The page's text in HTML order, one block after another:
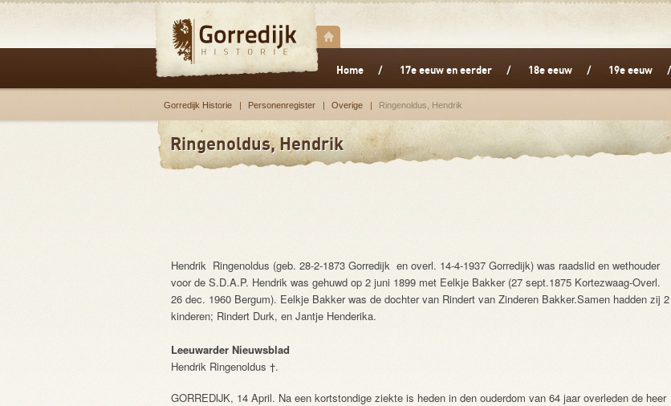
Home 17e eeuw en eerder 18e eeuw 19e eeuw
Gorredijk Historie Personenregister Overige Ringenoldus, Hendrik
Ringenoldus, Hendrik
Hendrik Ringenoldus (geb. 28-2-1873 Gorredijk en overl. 14-4-1937 Gorredijk) was raadslid en wethouder
voor de S.D.A.P. Hendrik was gehuwd op 2 juni 1899 met Eelkje Bakker (27 sept.1875 Kortezwaag-Overl.
26 dec. 1960 Bergum). Eelkje Bakker was de dochter van Rindert van Zinderen Bakker.Samen hadden zij 2
kinderen; Rindert Durk, en Jantje Henderika.
Leeuwarder Nieuwsblad
Hendrik Ringenoldus †.
GORREDIJK, 14 April. Na een kortstondige ziekte is heden in den ouderdom van 64 jaar overleden de heer